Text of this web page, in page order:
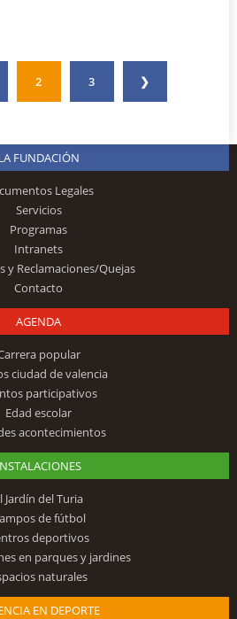
2 3 ❯
FUNDACIÓN
Legales
Servicios
Programas
Intranets
y Reclamaciones/Quejas
Contacto
AGENDA
popular
ciudad de valencia
participativos
Edad escolar
acontecimientos
Jardín del Turia
de fútbol
deportivos
en parques y jardines
naturales
EN DEPORTE